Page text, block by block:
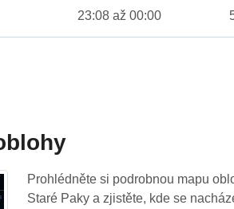
23:08 až 00:00
Prohlédněte si podrobnou mapu
Staré Paky a zjistěte, kde se